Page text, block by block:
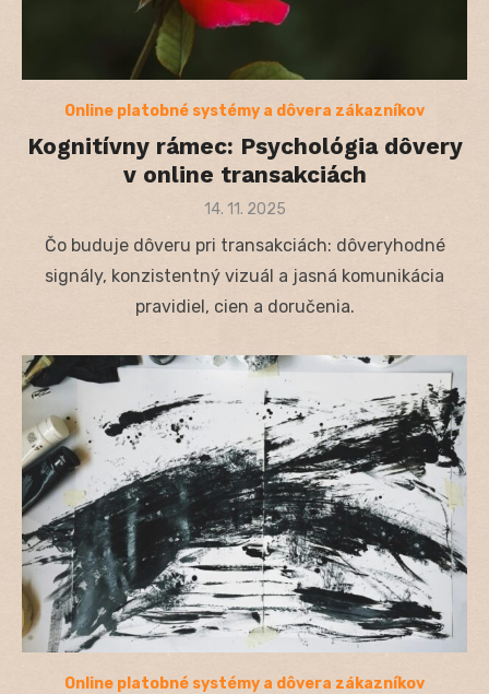
Online platobné systémy a dôvera zákazníkov
Kognitívny rámec: Psychológia dôvery
v online transakciách
Posted
14. 11. 2025
Čo buduje dôveru pri transakciách: dôveryhodné
signály, konzistentný vizuál a jasná komunikácia
pravidiel, cien a doručenia.
Online platobné systémy a dôvera zákazníkov